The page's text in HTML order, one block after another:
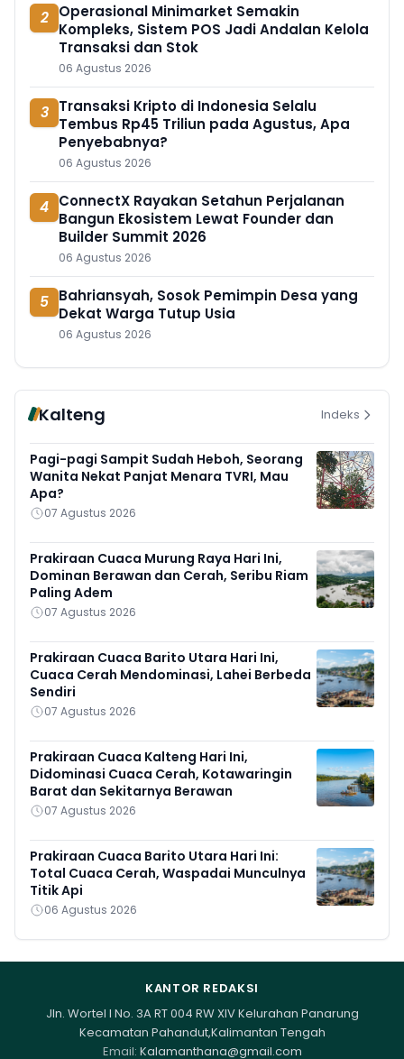
2 Operasional Minimarket Semakin
Kompleks, Sistem POS Jadi Andalan Kelola
Transaksi dan Stok
06 Agustus 2026
3 Transaksi Kripto di Indonesia Selalu
Tembus Rp45 Triliun pada Agustus, Apa
Penyebabnya?
06 Agustus 2026
4 ConnectX Rayakan Setahun Perjalanan
Bangun Ekosistem Lewat Founder dan
Builder Summit 2026
06 Agustus 2026
5 Bahriansyah, Sosok Pemimpin Desa yang
Dekat Warga Tutup Usia
06 Agustus 2026
Kalteng Indeks
Pagi-pagi Sampit Sudah Heboh, Seorang
Wanita Nekat Panjat Menara TVRI, Mau
Apa?
07 Agustus 2026
Prakiraan Cuaca Murung Raya Hari Ini,
Dominan Berawan dan Cerah, Seribu Riam
Paling Adem
07 Agustus 2026
Prakiraan Cuaca Barito Utara Hari Ini,
Cuaca Cerah Mendominasi, Lahei Berbeda
Sendiri
07 Agustus 2026
Prakiraan Cuaca Kalteng Hari Ini,
Didominasi Cuaca Cerah, Kotawaringin
Barat dan Sekitarnya Berawan
07 Agustus 2026
Prakiraan Cuaca Barito Utara Hari Ini:
Total Cuaca Cerah, Waspadai Munculnya
Titik Api
06 Agustus 2026
KANTOR REDAKSI
Jln. Wortel I No. 3A RT 004 RW XIV Kelurahan Panarung
Kecamatan Pahandut,Kalimantan Tengah
Email: Kalamanthana@gmail.com